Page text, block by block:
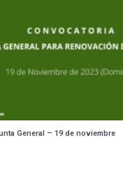
General – 19 de noviembre